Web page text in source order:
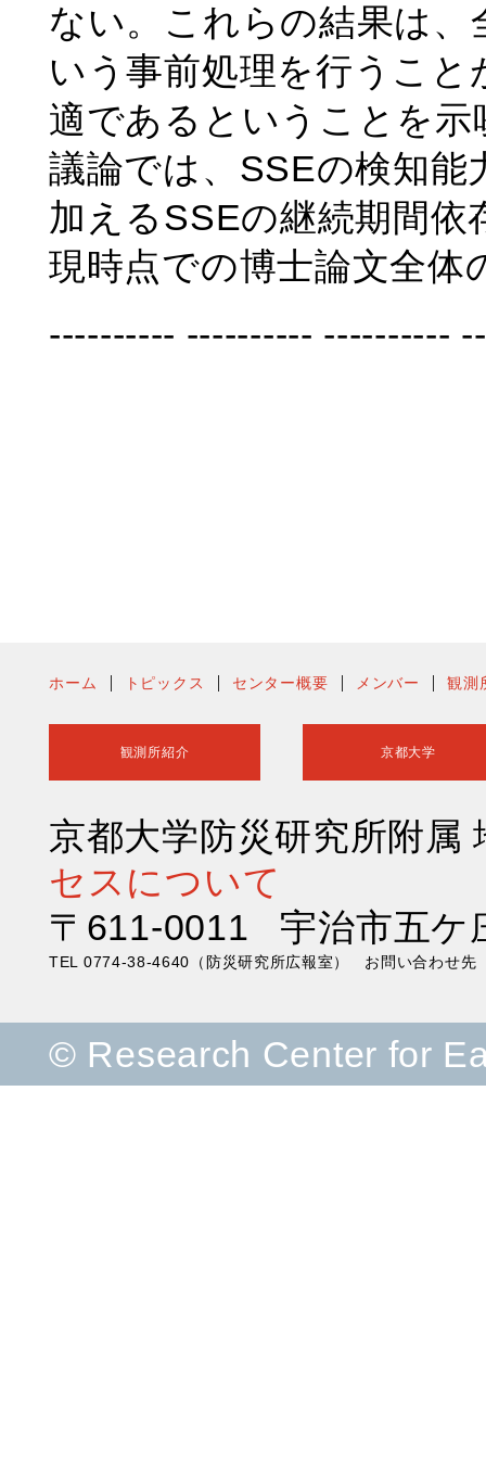
ない。これらの結果は
いう事前処理を行うこ
適であるということを示
議論では、SSEの検知能
加えるSSEの継続期間
現時点での博士論文全
---------- ---------- ----------
ホーム トピックス センター概要 メンバー 観測
観測所紹介 京都大学
京都大学防災研究所附
セスについて
〒611-0011 宇治市五ケ
TEL 0774-38-4640（防災研究所広報室） お問い合わせ先
© Research Center for